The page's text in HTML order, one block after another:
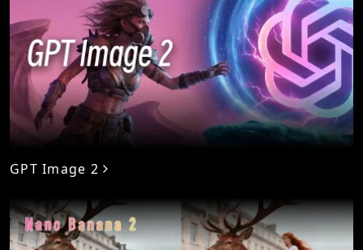
GPT Image 2